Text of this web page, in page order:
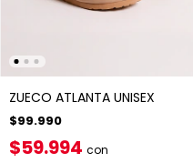
ZUECO ATLANTA UNISEX
$99.990
$59.994 con